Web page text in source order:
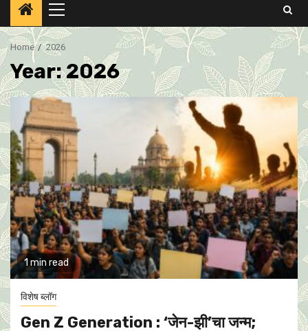
Primary
Menu
Home 2026
Year:2026
1 min read
विशेष ब्लॉग
Gen Z Generation : ‘जेन-झी’चा जन्म;